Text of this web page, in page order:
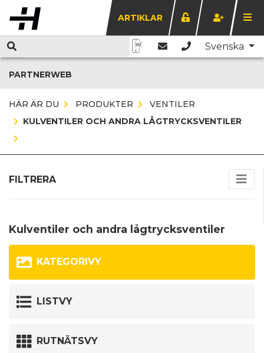
ARTIKLAR
Svenska
PARTNERWEB
HÄR ÄR DU PRODUKTER
VENTILER
KULVENTILER OCH ANDRA LÅGTRYCKSVENTILER
FILTRERA
Kulventiler och andra lågtrycksventiler
KATEGORIVY
LISTVY
RUTNÄTSVY